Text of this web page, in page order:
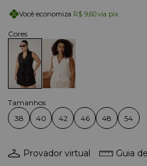
Você economiza R$ 9,60via pix
38 40 42 46 48 54
Provador virtual Guia